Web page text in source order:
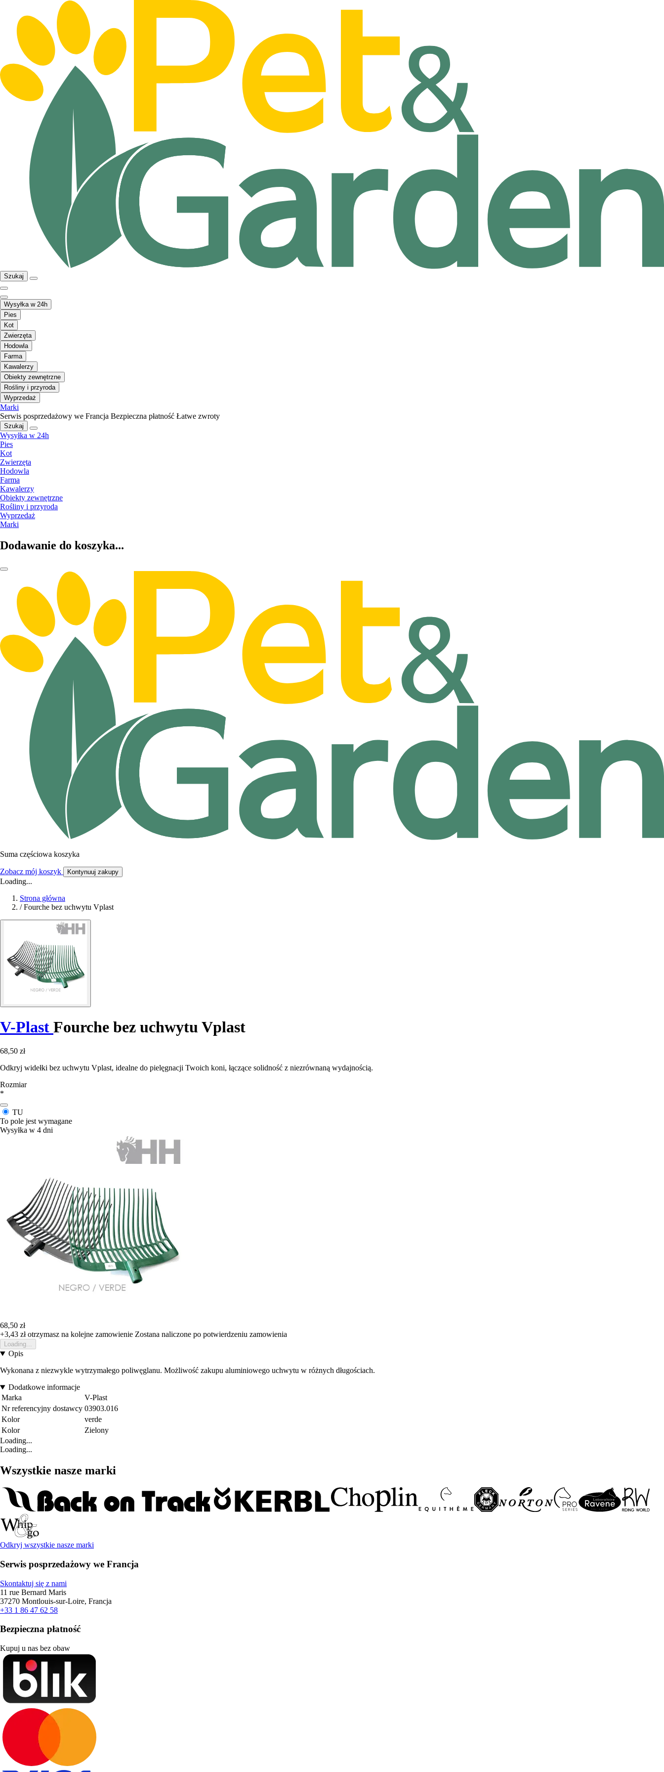
Szukaj
Wysyłka w 24h
Pies
Kot
Zwierzęta
Hodowla
Farma
Kawalerzy
Obiekty zewnętrzne
Rośliny i przyroda
Wyprzedaż
Marki
Serwis posprzedażowy we Francja Bezpieczna płatność Łatwe zwroty
Szukaj
Wysyłka w 24h
Pies
Kot
Zwierzęta
Hodowla
Farma
Kawalerzy
Obiekty zewnętrzne
Rośliny i przyroda
Wyprzedaż
Marki
Dodawanie do koszyka...
Suma częściowa koszyka
Zobacz mój koszyk Kontynuuj zakupy
Loading...
Strona główna
/ Fourche bez uchwytu Vplast
V-Plast Fourche bez uchwytu Vplast
68,50 zł
Odkryj widełki bez uchwytu Vplast, idealne do pielęgnacji Twoich koni, łączące solidność z niezrównaną wydajnością.
Rozmiar
*
TU
To pole jest wymagane
Wysyłka w 4 dni
68,50 zł
+3,43 złotrzymasz na kolejne zamowienie Zostana naliczone po potwierdzeniu zamowienia
Loading...
Opis
Wykonana z niezwykle wytrzymałego poliwęglanu. Możliwość zakupu aluminiowego uchwytu w różnych długościach.
Dodatkowe informacje
Marka
V-Plast
Nr referencyjny dostawcy 03903.016
Kolor
verde
Kolor
Zielony
Loading...
Loading...
Wszystkie nasze marki
Odkryj wszystkie nasze marki
Serwis posprzedażowy we Francja
Skontaktuj się z nami
11 rue Bernard Maris
37270 Montlouis-sur-Loire, Francja
+33 1 86 47 62 58
Bezpieczna płatność
Kupuj u nas bez obaw